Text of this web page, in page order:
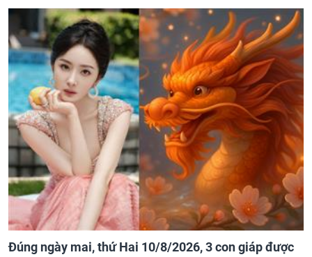
Đúng ngày mai, thứ Hai 10/8/2026, 3 con giáp được